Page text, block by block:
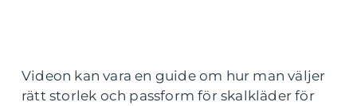
Videon kan vara en guide om hur man väljer
rätt storlek och passform för skalkläder för